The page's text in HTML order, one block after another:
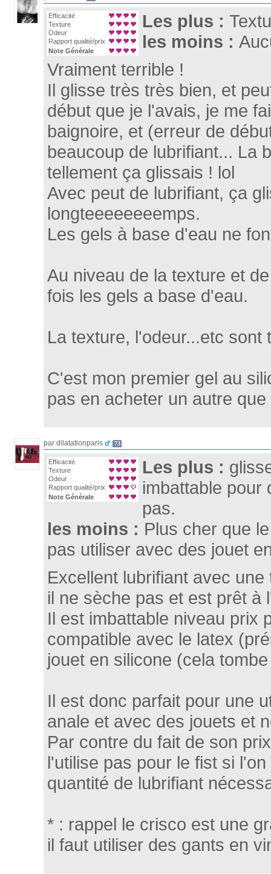
Efficacité
Texture
Odeur
Rapport qualité/prix
Note Générale
Les plus :
les moins :
Vraiment terrible !
Il glisse très très bien, et
début que je l'avais, je me
baignoire, et (erreur de
beaucoup de lubrifiant... La
tellement ça glissais ! lol
Avec peut de lubrifiant, ça
longteeeeeeeemps.
Les gels à base d'eau ne
Au niveau de la texture et
fois les gels a base d'eau.
La texture, l'odeur...etc sont
C'est mon premier gel au
pas en acheter un autre
par dilatationparis 73
Efficacité
Texture
Odeur
Rapport qualité/prix
Note Générale
Les plus :
imbattable pour
pas.
les moins : Plus cher que
pas utiliser avec des jouet
Excellent lubrifiant avec
il ne sèche pas et est prêt à
Il est imbattable niveau prix
compatible avec le latex
jouet en silicone (cela
Il est donc parfait pour une
anale et avec des jouets et
Par contre du fait de son
l'utilise pas pour le fist si
quantité de lubrifiant
* : rappel le crisco est une
il faut utiliser des gants en